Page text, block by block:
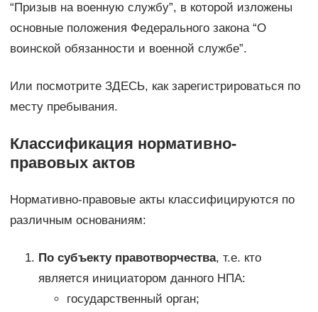
“Призыв на военную службу”, в которой изложены
основные положения Федерального закона “О
воинской обязанности и военной службе”.
Или посмотрите ЗДЕСЬ, как зарегистрироваться по
месту пребывания.
Классификация нормативно-
правовых актов
Нормативно-правовые акты классифицируются по
различным основаниям:
По субъекту правотворчества, т.е. кто
является инициатором данного НПА:
государственный орган;